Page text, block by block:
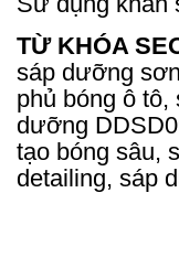
TỪ KHÓA
sáp dưỡng
phủ bóng ô tô,
dưỡng
tạo bóng sâu,
detailing, sáp